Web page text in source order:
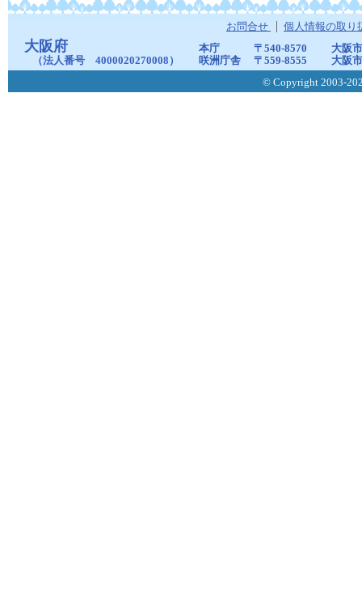
お問合せ 個人情報の取り
大阪府
（法人番号 4000020270008）
本庁 〒540-8570
大阪
咲洲庁舎
〒559-8555
大阪
© Copyright 2003-